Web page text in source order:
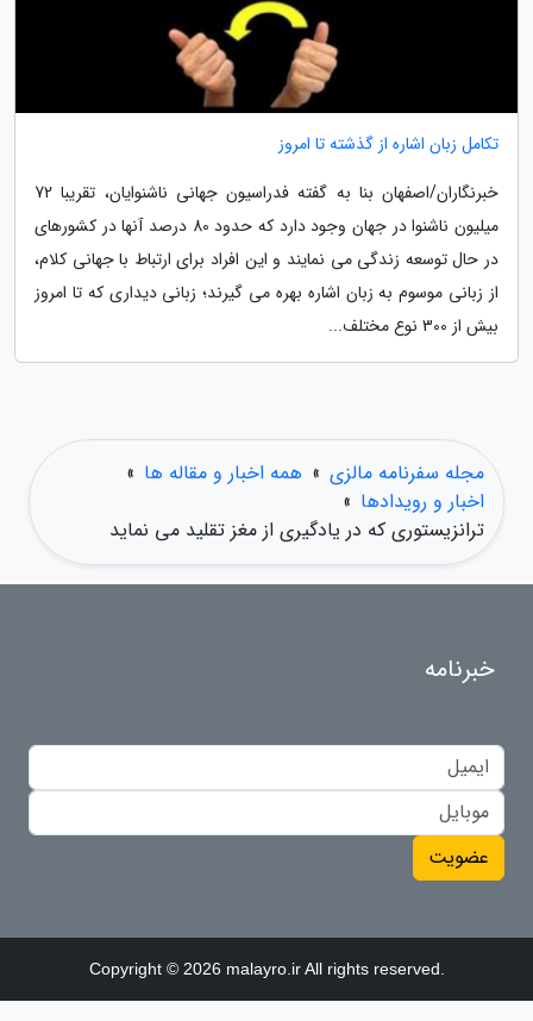
تکامل زبان اشاره از گذشته تا امروز
خبرنگاران/اصفهان بنا به گفته فدراسیون جهانی ناشنوایان، تقریبا 72
میلیون ناشنوا در جهان وجود دارد که حدود 80 درصد آنها در کشورهای
در حال توسعه زندگی می نمایند و این افراد برای ارتباط با جهانی کلام،
از زبانی موسوم به زبان اشاره بهره می گیرند؛ زبانی دیداری که تا امروز
بیش از 300 نوع مختلف...
مجله سفرنامه مالزی » همه اخبار و مقاله ها »
اخبار و رویدادها »
ترانزیستوری که در یادگیری از مغز تقلید می نماید
خبرنامه
عضویت
Copyright © 2026 malayro.ir All rights reserved.